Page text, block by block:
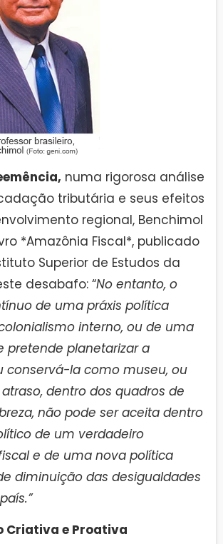
numa rigorosa análise
tributária e seus efeitos
regional, Benchimol
*Amazônia Fiscal*, publicado
Superior de Estudos da
desabafo: “No entanto, o
de uma práxis política
interno, ou de uma
pretende planetarizar a
conservá-la como museu, ou
dentro dos quadros de
não pode ser aceita dentro
de um verdadeiro
e de uma nova política
diminuição das desigualdades
Criativa e Proativa